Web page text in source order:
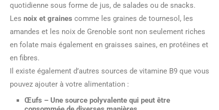
quotidienne sous forme de jus, de salades ou de snacks.
Les noix et graines comme les graines de tournesol, les
amandes et les noix de Grenoble sont non seulement riches
en folate mais également en graisses saines, en protéines et
en fibres.
Il existe également d’autres sources de vitamine B9 que vous
pouvez ajouter à votre alimentation :
Œufs – Une source polyvalente qui peut être